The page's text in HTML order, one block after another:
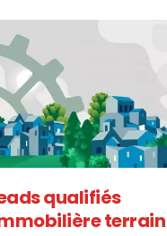
qualifiés
terrain